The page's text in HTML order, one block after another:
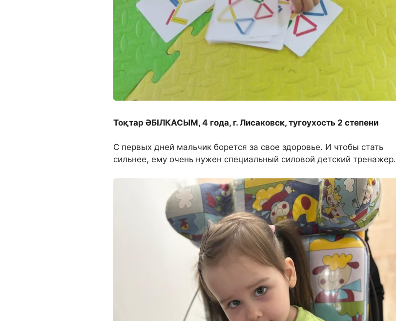
Тоқтар ӘБIЛКАСЫМ, 4 года, г. Лисаковск, тугоухость 2 степени
С первых дней мальчик борется за свое здоровье. И чтобы стать
сильнее, ему очень нужен специальный силовой детский тренажер.